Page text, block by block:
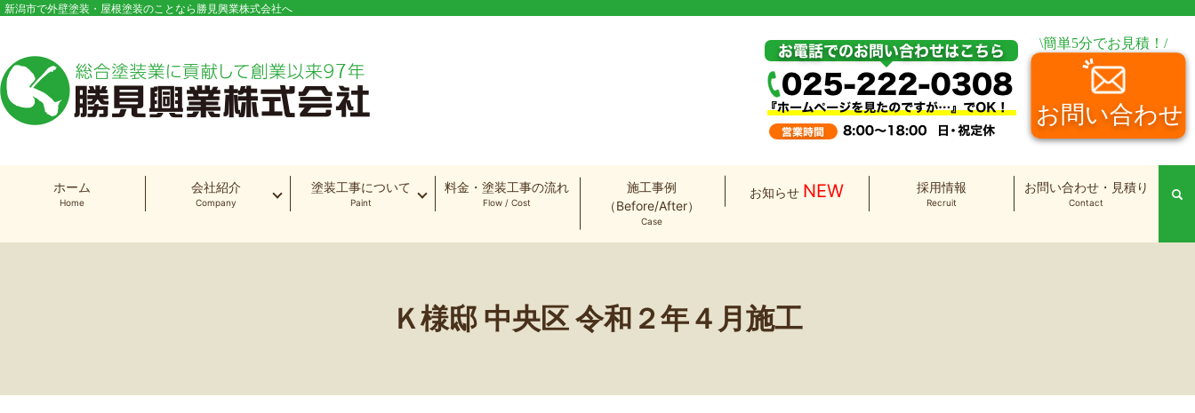
新潟市で外壁塗装・屋根塗装のことなら勝見興業株式会社へ
ホーム
Home
会社紹介
Company
塗装工事について
Paint
料金・塗装工事の流れ
Flow / Cost
施工事例
（Before/After）
Case
お知らせ NEW 採用情報
Recruit
お問い合わせ・見積り
Contact
Ｋ様邸 中央区 令和２年４月施工